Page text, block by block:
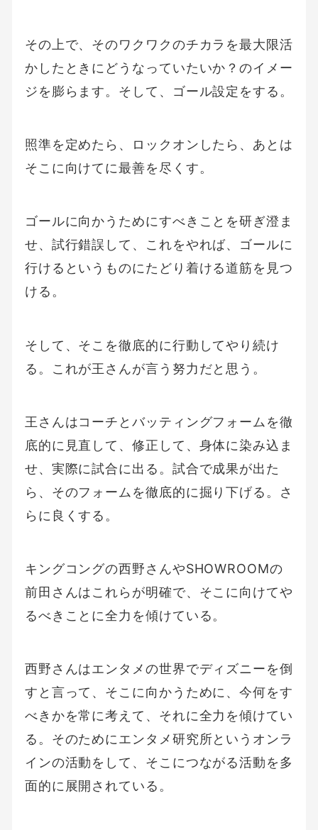
その上で、そのワクワクのチカラを最大限活
かしたときにどうなっていたいか？のイメー
ジを膨らます。そして、ゴール設定をする。
照準を定めたら、ロックオンしたら、あとは
そこに向けてに最善を尽くす。
ゴールに向かうためにすべきことを研ぎ澄ま
せ、試行錯誤して、これをやれば、ゴールに
行けるというものにたどり着ける道筋を見つ
ける。
そして、そこを徹底的に行動してやり続け
る。これが王さんが言う努力だと思う。
王さんはコーチとバッティングフォームを徹
底的に見直して、修正して、身体に染み込ま
せ、実際に試合に出る。試合で成果が出た
ら、そのフォームを徹底的に掘り下げる。さ
らに良くする。
キングコングの西野さんやSHOWROOMの
前田さんはこれらが明確で、そこに向けてや
るべきことに全力を傾けている。
西野さんはエンタメの世界でディズニーを倒
すと言って、そこに向かうために、今何をす
べきかを常に考えて、それに全力を傾けてい
る。そのためにエンタメ研究所というオンラ
インの活動をして、そこにつながる活動を多
面的に展開されている。